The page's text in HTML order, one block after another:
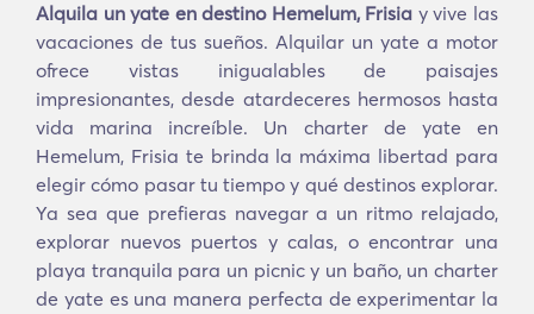
Alquila un yate en destino Hemelum, Frisia y vive las
vacaciones de tus sueños. Alquilar un yate a motor
ofrece vistas inigualables de paisajes
impresionantes, desde atardeceres hermosos hasta
vida marina increíble. Un charter de yate en
Hemelum, Frisia te brinda la máxima libertad para
elegir cómo pasar tu tiempo y qué destinos explorar.
Ya sea que prefieras navegar a un ritmo relajado,
explorar nuevos puertos y calas, o encontrar una
playa tranquila para un picnic y un baño, un charter
de yate es una manera perfecta de experimentar la